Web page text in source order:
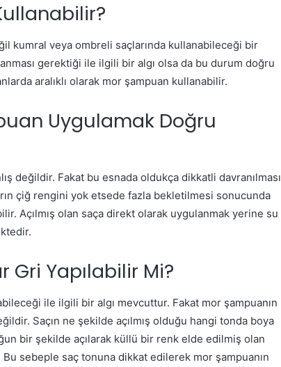
kumral veya ombreli saçlarında kullanabileceği bir
gerektiği ile ilgili bir algı olsa da bu durum doğru
aralıklı olarak mor şampuan kullanabilir.
Uygulamak Doğru
değildir. Fakat bu esnada oldukça dikkatli davranılması
çiğ rengini yok etsede fazla bekletilmesi sonucunda
Açılmış olan saça direkt olarak uygulanmak yerine su
Gri Yapılabilir Mi?
ile ilgili bir algı mevcuttur. Fakat mor şampuanın
Saçın ne şekilde açılmış olduğu hangi tonda boya
bir şekilde açılarak küllü bir renk elde edilmiş olan
Bu sebeple saç tonuna dikkat edilerek mor şampuanın